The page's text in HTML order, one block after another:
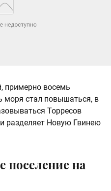
примерно восемь
моря стал повышаться, в
Торресов
разделяет Новую Гвинею
поселение на